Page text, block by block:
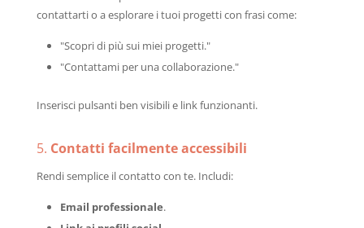
contattarti o a esplorare i tuoi progetti con frasi come:
"Scopri di più sui miei progetti."
"Contattami per una collaborazione."
Inserisci pulsanti ben visibili e link funzionanti.
5. Contatti facilmente accessibili
Rendi semplice il contatto con te. Includi:
Email professionale.